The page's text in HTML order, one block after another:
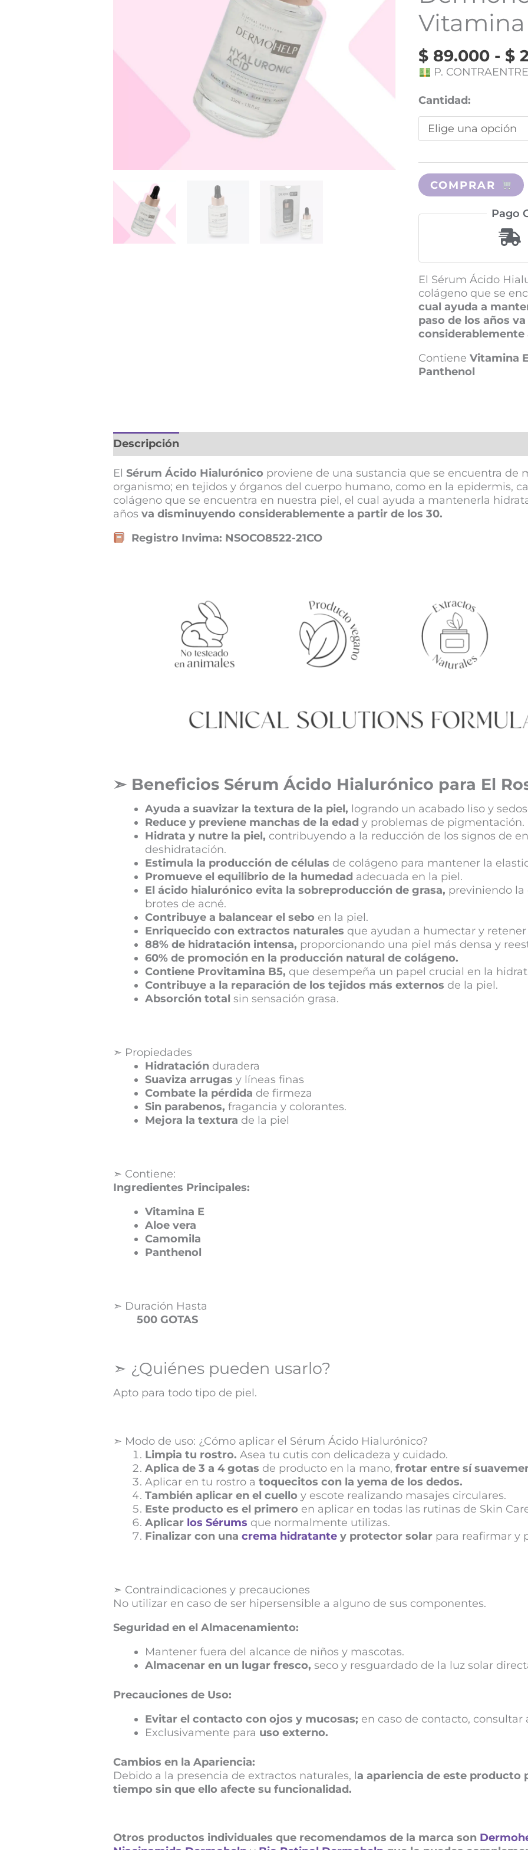
Vitamina
$ 89.000 - $
P.
Cantidad:
COMPRAR
Pago
El Sérum Ácido
colágeno que se
cual ayuda a
paso de los años
considerablemente
ContieneVitamina
Panthenol
Descripción
ElSérum Ácido Hialurónico proviene de una sustancia que se encuentra de
organismo; en tejidos y órganos del cuerpo humano, como en la epidermis,
colágeno que se encuentra en nuestra piel, el cual ayuda a mantenerla
añosva disminuyendo considerablemente a partir de los 30.
Registro Invima: NSOCO8522-21CO
➣ Beneficios Sérum Ácido Hialurónico para El
Ayuda a suavizar la textura de la piel, logrando un acabado liso y
Reduce y previene manchas de la edad y problemas de pigmentación.
Hidrata y nutre la piel, contribuyendo a la reducción de los signos de
deshidratación.
Estimula la producción de células de colágeno para mantener la
Promueve el equilibrio de la humedad adecuada en la piel.
El ácido hialurónico evita la sobreproducción de grasa, previniendo la
brotes de acné.
Contribuye a balancear el sebo en la piel.
Enriquecido con extractos naturales que ayudan a humectar y
88% de hidratación intensa, proporcionando una piel más densa y
60% de promoción en la producción natural de colágeno.
Contiene Provitamina B5, que desempeña un papel crucial en la
Contribuye a la reparación de los tejidos más externos de la piel.
Absorción total sin sensación grasa.
➣ Propiedades
Hidratación duradera
Suaviza arrugas y líneas finas
Combate la pérdida de firmeza
Sin parabenos, fragancia y colorantes.
Mejora la textura de la piel
➣ Contiene:
Ingredientes Principales:
Vitamina E
Aloe vera
Camomila
Panthenol
➣ Duración Hasta
500 GOTAS
➣ ¿Quiénes pueden usarlo?
Apto para todo tipo de piel.
➣ Modo de uso: ¿Cómo aplicar el Sérum Ácido Hialurónico?
Limpia tu rostro. Asea tu cutis con delicadeza y cuidado.
Aplica de 3 a 4 gotas de producto en la mano,frotar entre sí
Aplicar en tu rostro a toquecitos con la yema de los dedos.
También aplicar en el cuello y escote realizando masajes circulares.
Este producto es el primero en aplicar en todas las rutinas de Skin
Aplicar los Sérums que normalmente utilizas.
Finalizar con una crema hidratante y protector solar para reafirmar y
➣ Contraindicaciones y precauciones
No utilizar en caso de ser hipersensible a alguno de sus componentes.
Seguridad en el Almacenamiento:
Mantener fuera del alcance de niños y mascotas.
Almacenar en un lugar fresco, seco y resguardado de la luz solar
Precauciones de Uso:
Evitar el contacto con ojos y mucosas; en caso de contacto, consultar
Exclusivamente para uso externo.
Cambios en la Apariencia:
Debido a la presencia de extractos naturales, la apariencia de este producto
tiempo sin que ello afecte su funcionalidad.
Otros productos individuales que recomendamos de la marca son